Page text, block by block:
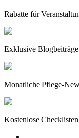
Rabatte für
Exklusive Blogbeiträge
Monatliche Pflege-
Kostenlose